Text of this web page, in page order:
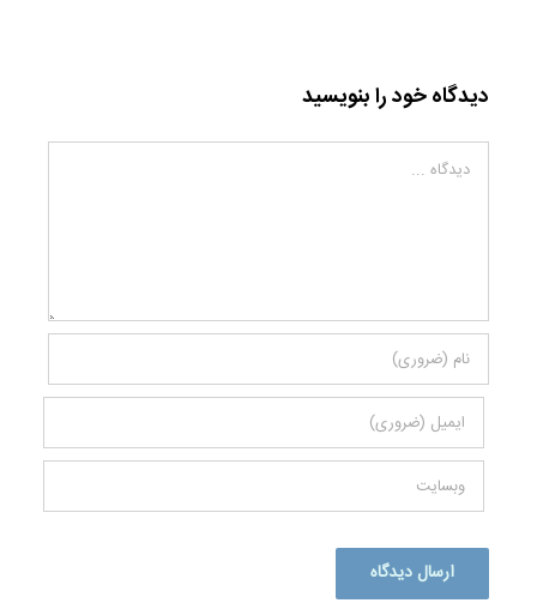
دیدگاه خود را بنویسید
دیدگاه